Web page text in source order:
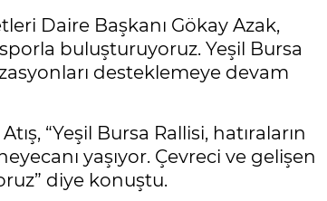
Daire Başkanı Gökay Azak,
buluşturuyoruz. Yeşil Bursa
desteklemeye devam
“Yeşil Bursa Rallisi, hatıraların
yaşıyor. Çevreci ve gelişen
diye konuştu.